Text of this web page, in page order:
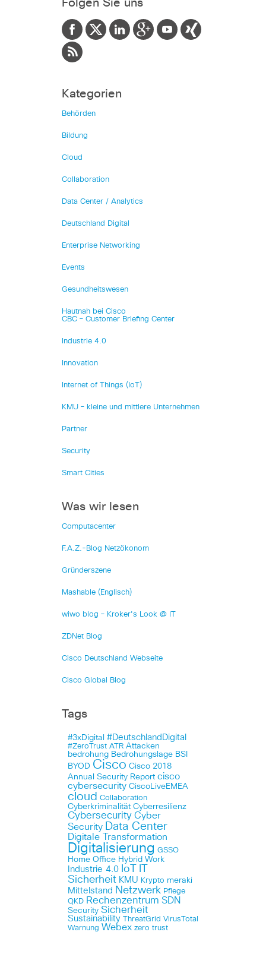
Folgen Sie uns
Kategorien
Behörden
Bildung
Cloud
Collaboration
Data Center / Analytics
Deutschland Digital
Enterprise Networking
Events
Gesundheitswesen
Hautnah bei Cisco
CBC – Customer Briefing Center
Industrie 4.0
Innovation
Internet of Things (IoT)
KMU – kleine und mittlere Unternehmen
Partner
Security
Smart Cities
Was wir lesen
Computacenter
F.A.Z.-Blog Netzökonom
Gründerszene
Mashable (Englisch)
wiwo blog – Kroker's Look @ IT
ZDNet Blog
Cisco Deutschland Webseite
Cisco Global Blog
Tags
#3xDigital #DeutschlandDigital
#ZeroTrust ATR Attacken
bedrohung Bedrohungslage BSI
BYOD Cisco Cisco 2018
Annual Security Report cisco
cybersecurity CiscoLiveEMEA
cloud Collaboration
Cyberkriminalität Cyberresilienz
Cybersecurity Cyber
Security Data Center
Digitale Transformation
Digitalisierung GSSO
Home Office Hybrid Work
Industrie 4.0 IoT
Sicherheit KMU Krypto meraki
Mittelstand Netzwerk Pflege
QKD Rechenzentrum SDN
Security Sicherheit
Sustainability ThreatGrid VirusTotal
Warnung Webex zero trust